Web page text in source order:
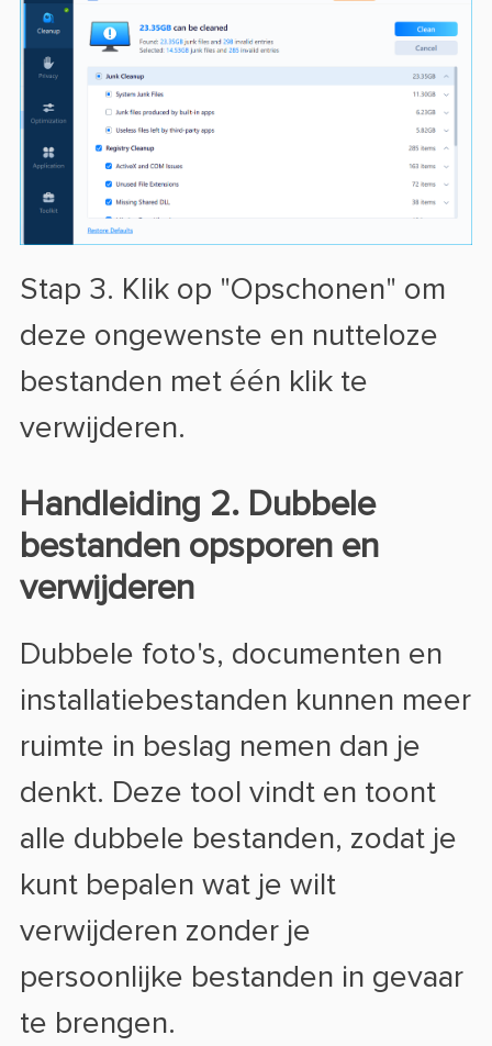
Stap 3. Klik op "Opschonen" om
deze ongewenste en nutteloze
bestanden met één klik te
verwijderen.
Handleiding 2. Dubbele
bestanden opsporen en
verwijderen
Dubbele foto's, documenten en
installatiebestanden kunnen meer
ruimte in beslag nemen dan je
denkt. Deze tool vindt en toont
alle dubbele bestanden, zodat je
kunt bepalen wat je wilt
verwijderen zonder je
persoonlijke bestanden in gevaar
te brengen.